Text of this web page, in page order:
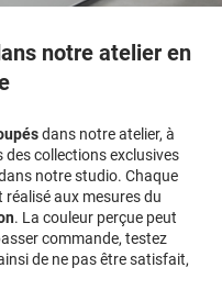
notre atelier en
dans notre atelier, à
collections exclusives
notre studio. Chaque
aux mesures du
. La couleur perçue peut
commande, testez
de ne pas être satisfait,